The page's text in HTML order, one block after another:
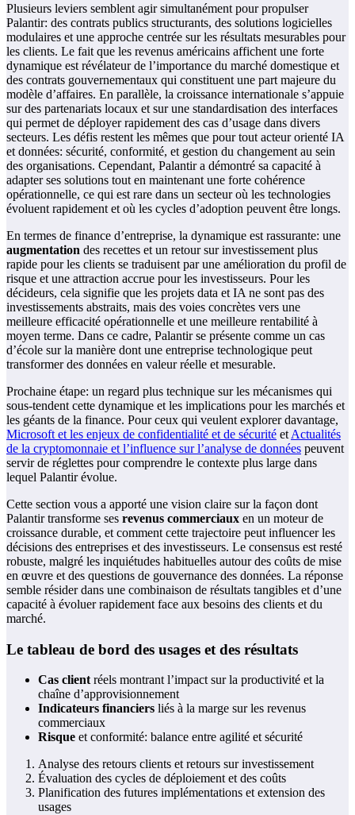
Plusieurs leviers semblent agir simultanément pour propulser
Palantir: des contrats publics structurants, des solutions logicielles
modulaires et une approche centrée sur les résultats mesurables pour
les clients. Le fait que les revenus américains affichent une forte
dynamique est révélateur de l’importance du marché domestique et
des contrats gouvernementaux qui constituent une part majeure du
modèle d’affaires. En parallèle, la croissance internationale s’appuie
sur des partenariats locaux et sur une standardisation des interfaces
qui permet de déployer rapidement des cas d’usage dans divers
secteurs. Les défis restent les mêmes que pour tout acteur orienté IA
et données: sécurité, conformité, et gestion du changement au sein
des organisations. Cependant, Palantir a démontré sa capacité à
adapter ses solutions tout en maintenant une forte cohérence
opérationnelle, ce qui est rare dans un secteur où les technologies
évoluent rapidement et où les cycles d’adoption peuvent être longs.
En termes de finance d’entreprise, la dynamique est rassurante: une
augmentation des recettes et un retour sur investissement plus
rapide pour les clients se traduisent par une amélioration du profil de
risque et une attraction accrue pour les investisseurs. Pour les
décideurs, cela signifie que les projets data et IA ne sont pas des
investissements abstraits, mais des voies concrètes vers une
meilleure efficacité opérationnelle et une meilleure rentabilité à
moyen terme. Dans ce cadre, Palantir se présente comme un cas
d’école sur la manière dont une entreprise technologique peut
transformer des données en valeur réelle et mesurable.
Prochaine étape: un regard plus technique sur les mécanismes qui
sous-tendent cette dynamique et les implications pour les marchés et
les géants de la finance. Pour ceux qui veulent explorer davantage,
Microsoft et les enjeux de confidentialité et de sécurité et Actualités
de la cryptomonnaie et l’influence sur l’analyse de données peuvent
servir de réglettes pour comprendre le contexte plus large dans
lequel Palantir évolue.
Cette section vous a apporté une vision claire sur la façon dont
Palantir transforme ses revenus commerciaux en un moteur de
croissance durable, et comment cette trajectoire peut influencer les
décisions des entreprises et des investisseurs. Le consensus est resté
robuste, malgré les inquiétudes habituelles autour des coûts de mise
en œuvre et des questions de gouvernance des données. La réponse
semble résider dans une combinaison de résultats tangibles et d’une
capacité à évoluer rapidement face aux besoins des clients et du
marché.
Le tableau de bord des usages et des résultats
Cas clientréels montrant l’impact sur la productivité et la
chaîne d’approvisionnement
Indicateurs financiers liés à la marge sur les revenus
commerciaux
Risque et conformité: balance entre agilité et sécurité
Analyse des retours clients et retours sur investissement
Évaluation des cycles de déploiement et des coûts
Planification des futures implémentations et extension des
usages